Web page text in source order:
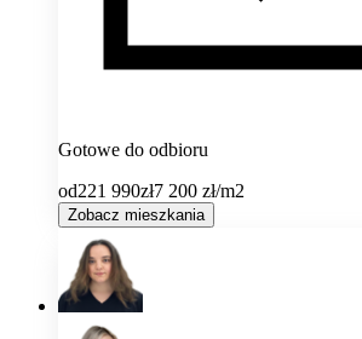
Gotowe do odbioru
od221 990zł7 200 zł/m2
Zobacz mieszkania